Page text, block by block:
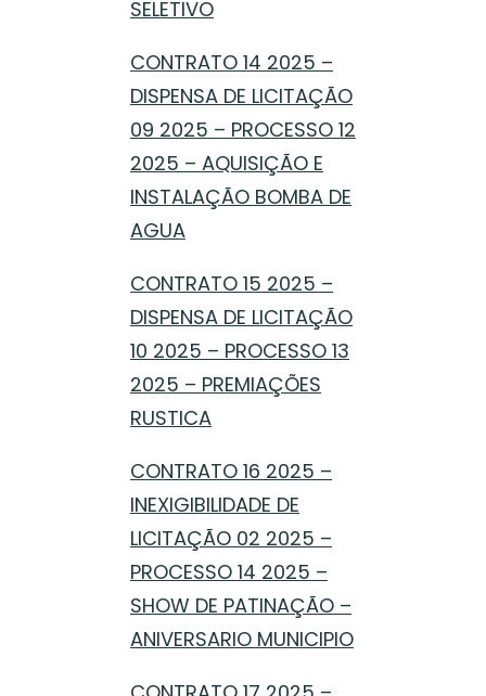
SELETIVO
CONTRATO 14 2025 –
DISPENSA DE LICITAÇÃO
09 2025 – PROCESSO 12
2025 – AQUISIÇÃO E
INSTALAÇÃO BOMBA DE
AGUA
CONTRATO 15 2025 –
DISPENSA DE LICITAÇÃO
10 2025 – PROCESSO 13
2025 – PREMIAÇÕES
RUSTICA
CONTRATO 16 2025 –
INEXIGIBILIDADE DE
LICITAÇÃO 02 2025 –
PROCESSO 14 2025 –
SHOW DE PATINAÇÃO –
ANIVERSARIO MUNICIPIO